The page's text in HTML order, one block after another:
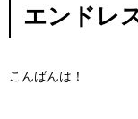
エンドレ
こんばんは！